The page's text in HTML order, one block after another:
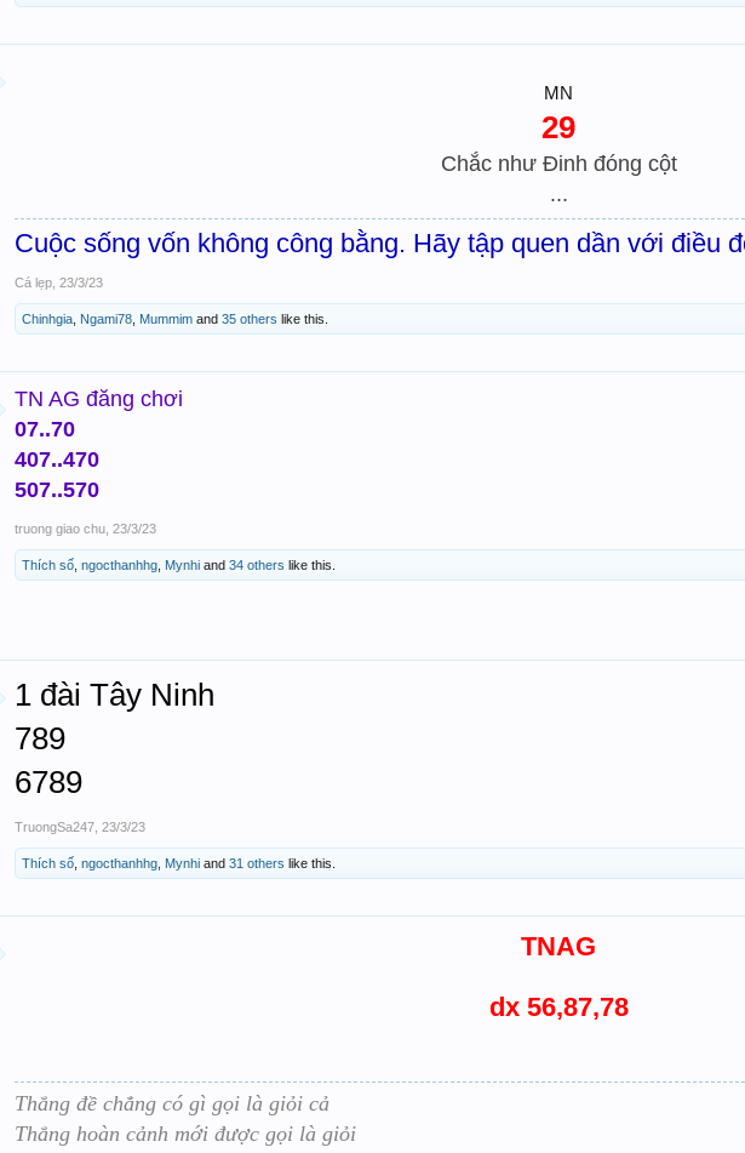
MN
29
Chắc như Đinh đóng cột
...
Cuộc sống vốn không công bằng. Hãy tập quen dần với điều
Cá lẹp 23/3/23
Chinhgia Ngami78 Mummim and 35 others like this.
TN AG đăng chơi
07..70
407..470
507..570
truong giao chu 23/3/23
Thích số ngocthanhhg Mynhi and 34 others like this.
1 đài Tây Ninh
789
6789
TruongSa247 23/3/23
Thích số ngocthanhhg Mynhi and 31 others like this.
TNAG
dx 56,87,78
Thắng đề chẳng có gì gọi là giỏi cả
Thắng hoàn cảnh mới được gọi là giỏi